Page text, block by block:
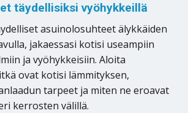
täydellisiksi vyöhykkeillä
asuinolosuhteet älykkäiden
jakaessasi kotisi useampiin
ja vyöhykkeisiin. Aloita
ovat kotisi lämmityksen,
tarpeet ja miten ne eroavat
kerrosten välillä.